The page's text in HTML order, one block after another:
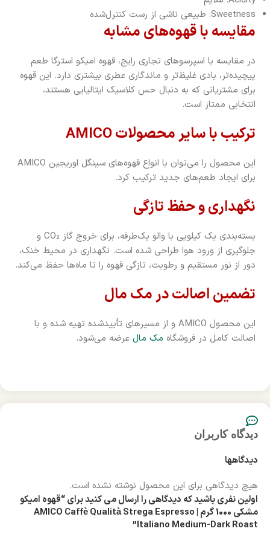
Sweetness: طبیعی ناشی از رست کنترل‌شده
مقایسه با قهوه‌های مشابه
در مقایسه با اسپرسوهای تجاری رایج، قهوه امیکو استرگا طعم
پیچیده‌تر، بادی غلیظ‌تر و ماندگاری عطری بیشتری دارد. این قهوه
برای مشتریانی که به دنبال حس کلاسیک ایتالیایی هستند،
انتخابی ممتاز است.
ترکیب با سایر محصولات AMICO
این محصول را می‌توان با انواع قهوه‌های سینگل اوریجین AMICO
برای ایجاد طعم‌های جدید ترکیب کرد.
نگهداری و حفظ تازگی
بسته‌بندی یک کیلویی با والو یک‌طرفه، برای خروج گاز CO₂ و
جلوگیری از ورود هوا طراحی شده است. نگهداری در محیط خنک،
دور از نور مستقیم و رطوبت، تازگی قهوه را تا ماه‌ها حفظ می‌کند.
تضمین اصالت در مک مال
این محصول AMICO و از مسیرهای تأییدشده تهیه شده و با
اصالت کامل در فروشگاه مک مال عرضه می‌شود.
دیدگاه کاربران
دیدگاهها
هیچ دیدگاهی برای این محصول نوشته نشده است.
اولین نفری باشید که دیدگاهی را ارسال می کنید برای “قهوه امیکو
مشکی 1000 گرم | AMICO Caffè Qualità Strega Espresso
Italiano Medium-Dark Roast”